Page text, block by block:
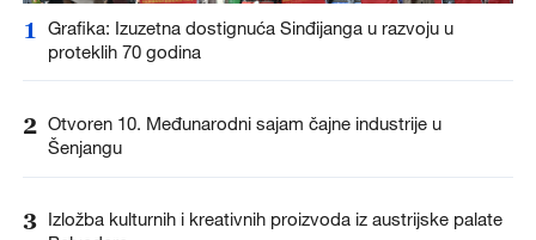
1
Grafika: Izuzetna dostignuća Sinđijanga u razvoju u
proteklih 70 godina
2 Otvoren 10. Međunarodni sajam čajne industrije u
Šenjangu
3 Izložba kulturnih i kreativnih proizvoda iz austrijske palate